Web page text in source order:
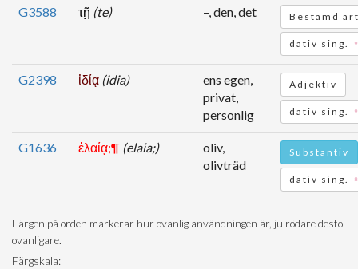
G3588 τῇ (te) –, den, det Bestämd
dativ sing.
G2398 ἰδίᾳ (idia)
ens egen,
privat,
personlig
Adjektiv
dativ sing.
G1636 ἐλαίᾳ;¶ (elaia;)
oliv,
olivträd
Substantiv
dativ sing.
Färgen på orden markerar hur ovanlig användningen är, ju rödare desto
ovanligare.
Färgskala: